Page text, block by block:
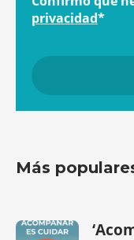
privacidad*
Más